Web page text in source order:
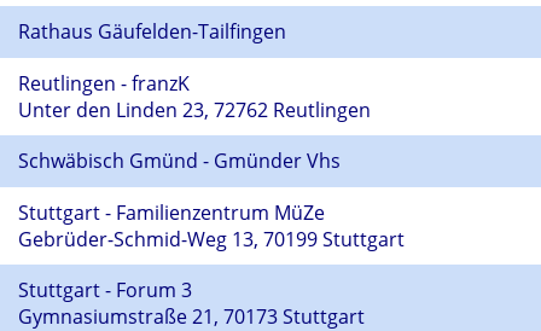
Rathaus Gäufelden-Tailfingen
Reutlingen - franzK
Unter den Linden 23, 72762 Reutlingen
Schwäbisch Gmünd - Gmünder Vhs
Stuttgart - Familienzentrum MüZe
Gebrüder-Schmid-Weg 13, 70199 Stuttgart
Stuttgart - Forum 3
Gymnasiumstraße 21, 70173 Stuttgart